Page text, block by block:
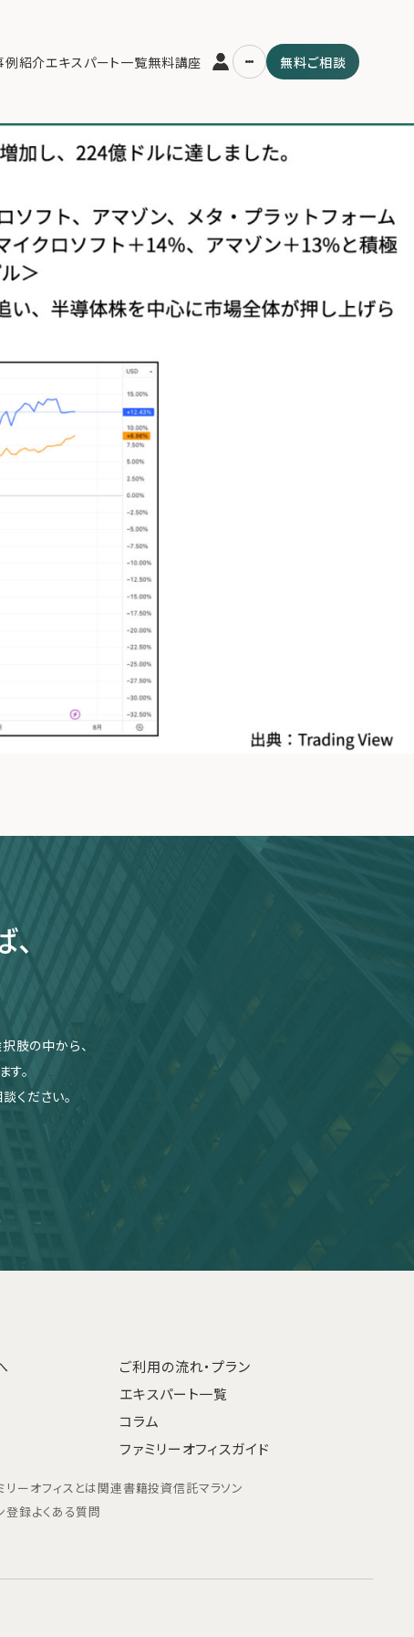
例紹介エキスパート一覧無料講座 無料ご相談
関連書籍
メールマガジン登録
よくある質問
肢の中から、
。
ください。
ご利用の流れ・プラン
エキスパート一覧
コラム
ファミリーオフィスガイド
リーオフィスとは関連書籍投資信託マラソン
登録よくある質問